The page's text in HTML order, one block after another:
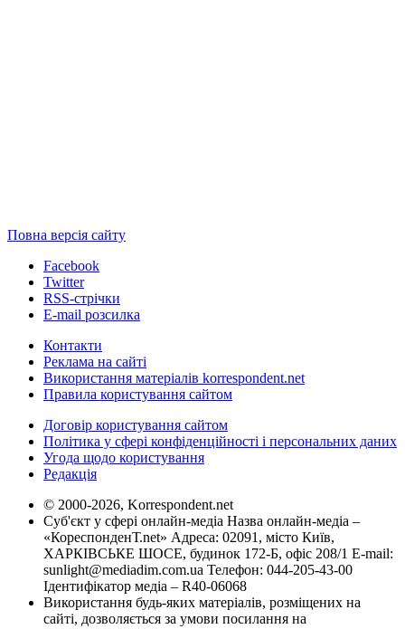
Повна версія сайту
Facebook
Twitter
RSS-стрічки
E-mail розсилка
Контакти
Реклама на сайті
Використання матеріалів korrespondent.net
Правила користування сайтом
Договір користування сайтом
Політика у сфері конфіденційності і персональних даних
Угода щодо користування
Редакція
© 2000-2026, Korrespondent.net
Суб'єкт у сфері онлайн-медіа Назва онлайн-медіа –
«КореспонденТ.net» Адреса: 02091, місто Київ,
ХАРКІВСЬКЕ ШОСЕ, будинок 172-Б, офіс 208/1 E-mail:
sunlight@mediadim.com.ua Телефон: 044-205-43-00
Ідентифікатор медіа – R40-06068
Використання будь-яких матеріалів, розміщених на
сайті, дозволяється за умови посилання на